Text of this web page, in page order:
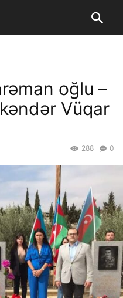
oğlu –
Vüqar
0
288